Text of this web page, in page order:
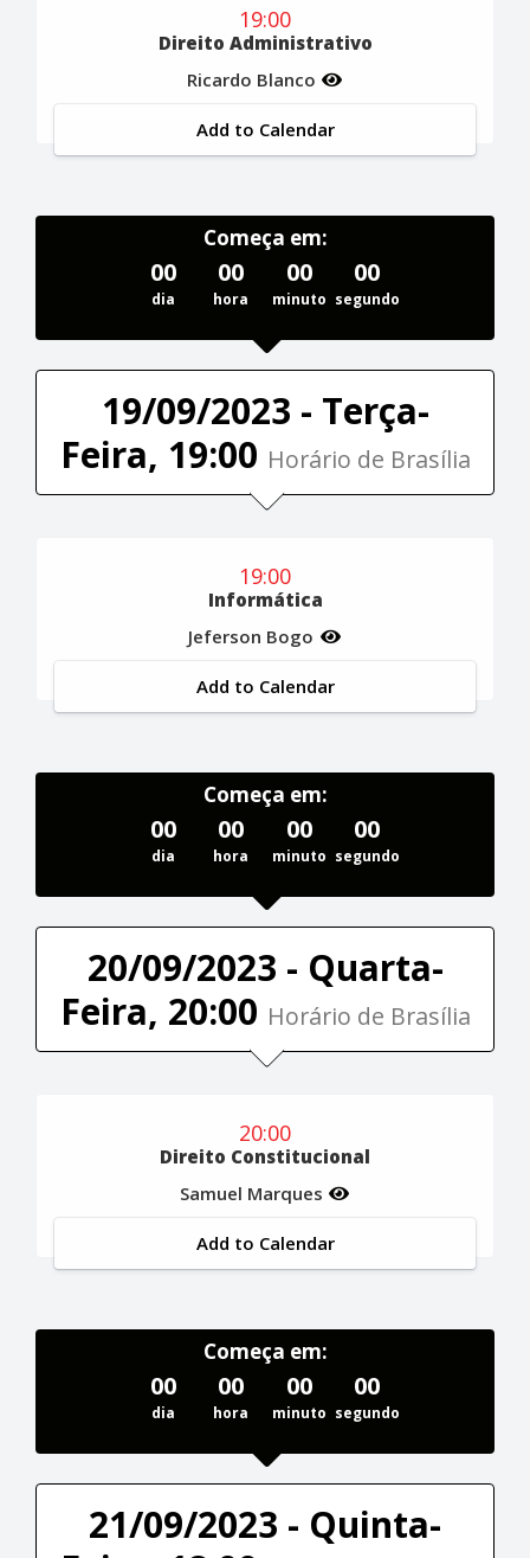
19:00
Direito Administrativo
Ricardo Blanco
Add to Calendar
Começa em:
00
dia
00
hora
00
minuto
00
segundo
19/09/2023 - Terça-
Feira, 19:00 Horário de Brasília
19:00
Informática
Jeferson Bogo
Add to Calendar
Começa em:
00
dia
00
hora
00
minuto
00
segundo
20/09/2023 - Quarta-
Feira, 20:00 Horário de Brasília
20:00
Direito Constitucional
Samuel Marques
Add to Calendar
Começa em:
00
dia
00
hora
00
minuto
00
segundo
21/09/2023 - Quinta-